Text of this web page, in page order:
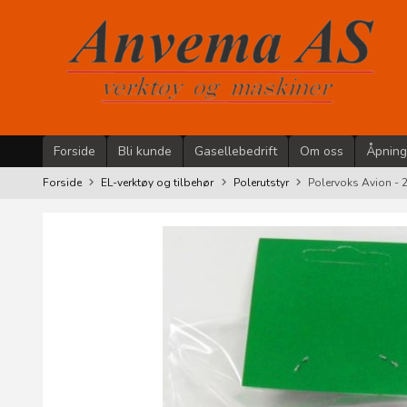
Forside Bli kunde Gasellebedrift Om oss
Forside EL-verktøy og tilbehør Polerutstyr Polervoks Avion -